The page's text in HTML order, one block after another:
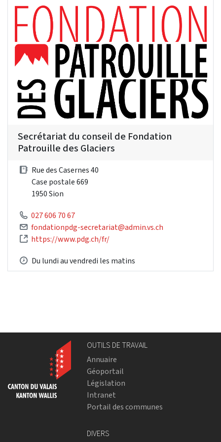
Secrétariat du conseil de Fondation
Patrouille des Glaciers
Rue des Casernes 40
Case postale 669
1950 Sion
027 606 70 67
fondationpdg-secretariat@admin.vs.ch
https://www.pdg.ch/fr/
Du lundi au vendredi les matins
OUTILS DE TRAVAIL
Annuaire
Géoportail
Législation
Intranet
Portail des communes
DIVERS